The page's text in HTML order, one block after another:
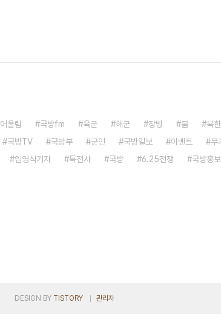
어울림 국방fm 육군 해군 장병 붐
북한
국방TV 국방부 군인 국방일보 이벤트
무
임영식기자 특전사 국방 6.25전쟁
국방홍
DESIGN BY TISTORY 관리자